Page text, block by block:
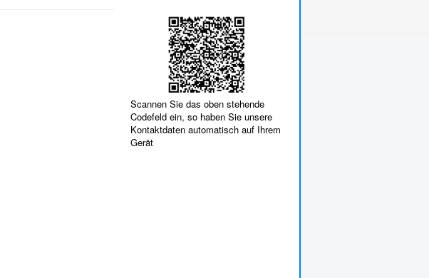
Scannen Sie das oben stehende
Codefeld ein, so haben Sie unsere
Kontaktdaten automatisch auf Ihrem
Gerät